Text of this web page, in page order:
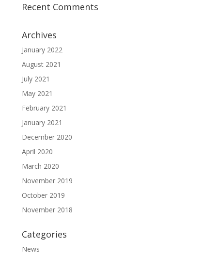
Recent Comments
Archives
January 2022
August 2021
July 2021
May 2021
February 2021
January 2021
December 2020
April 2020
March 2020
November 2019
October 2019
November 2018
Categories
News